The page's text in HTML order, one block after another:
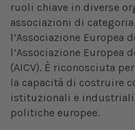
ruoli chiave in diverse
associazioni di
l’Associazione Europea
l’Associazione Europea
(AICV). È riconosciuta
la capacità di costruire
istituzionali e industriali
politiche europee.